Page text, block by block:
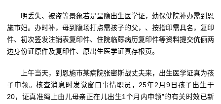
明丢失、被盗等景象若是呈隐出生医学证，幼保健院补办需到恩
施市妇。办时补，母到隐场打点需孩子的父，、按指印需具名，复印
件、初次签发注销表复印件、住院临蓐病历复印件等资料提交伉俪两
边身份证原件及复印件、原出生医学证真存根页。
上午当天，到恩施市某病院张密斯战丈夫来，出生医学证真为孩
子申领。核查消息时发觉窗口事情职员，25年2月9日孩子出生于
20，证真准绳上由儿母亲正在儿出生1个月内申领”的有关时效已新